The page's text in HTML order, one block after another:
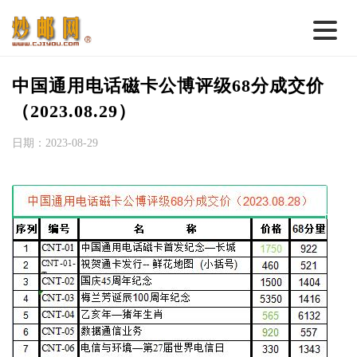
首 页
邮票行情
热点话题
邮币卡苑
实战论坛
新品预告
集藏资讯
中国通用电话磁卡公博评级68分成交价
（2023.08.29）
日期：2023-08-29